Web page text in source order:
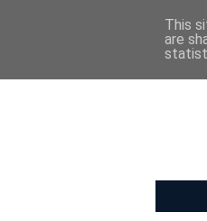
This
are